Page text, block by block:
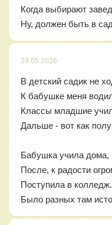
Когда выбирают
Ну, должен быть в
29.05.2026
В детский садик не
К бабушке меня
Классы младшие
Дальше - вот как
Бабушка учила дома,
После, к радости
Поступила в
Было разных там